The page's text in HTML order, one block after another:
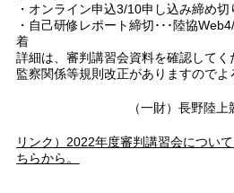
・オンライン申込3/10申し込み締め切
・自己研修レポート締切･･･陸協
着
詳細は、審判講習会資料を確認してく
監察関係等規則改正がありますのでよ
（一財）長野陸
リンク）2022年度審判講習会につい
ちらから。